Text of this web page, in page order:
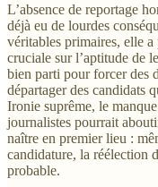
L’absence de reportage
déjà eu de lourdes
véritables primaires, elle
cruciale sur l’aptitude de
bien parti pour forcer des
départager des candidats
Ironie suprême, le
journalistes pourrait
naître en premier lieu :
candidature, la réélection
probable.